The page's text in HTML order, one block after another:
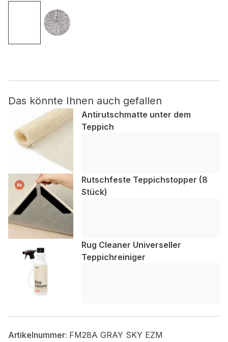
Das könnte Ihnen auch gefallen
Antirutschmatte unter dem
Teppich
Rutschfeste Teppichstopper (8
Stück)
Rug Cleaner Universeller
Teppichreiniger
Artikelnummer: FM28A GRAY SKY EZM
Werbetreibende Dritter sind.
Nicht kategorisiert.
wurden.
Alle ablehnen
Meine Einstellungen speichern